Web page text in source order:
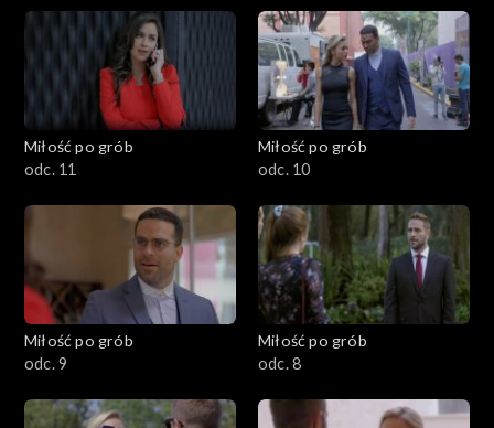
Miłość po grób
odc. 11
Miłość po grób
odc. 10
Miłość po grób
odc. 9
Miłość po grób
odc. 8